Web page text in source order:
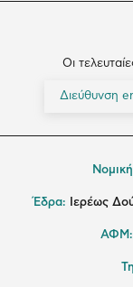
Οι
Έδρα: Ιερέως
ΑΦΜ: